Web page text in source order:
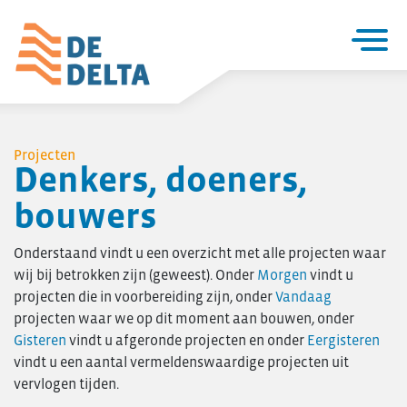
Projecten
Utiliteitsbouw
Woningbouw
Over De Delta
Zakelijke utiliteitsbouw
Particuliere woningbouw
Seriematige woningbouw
Verbouw & onderhoud
Renovatie en verduurzaming
Project- ontwikkeling
Projecten
Denkers, doeners,
bouwers
Onderstaand vindt u een overzicht met alle projecten waar
wij bij betrokken zijn (geweest). Onder Morgen vindt u
projecten die in voorbereiding zijn, onderVandaag
projecten waar we op dit moment aan bouwen, onder
Gisteren vindt u afgeronde projecten en onder Eergisteren
vindt u een aantal vermeldenswaardige projecten uit
vervlogen tijden.